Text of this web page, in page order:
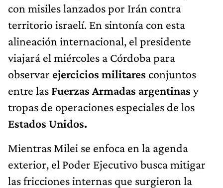
con misiles lanzados por Irán contra
territorio israelí. En sintonía con esta
alineación internacional, el presidente
viajará el miércoles a Córdoba para
observar ejercicios militares conjuntos
entre las Fuerzas Armadas argentinas y
tropas de operaciones especiales de los
Estados Unidos.
Mientras Milei se enfoca en la agenda
exterior, el Poder Ejecutivo busca mitigar
las fricciones internas que surgieron la